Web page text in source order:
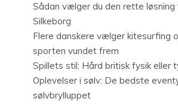
Sådan vælger du den rette løsning
Silkeborg
Flere danskere vælger kitesurfing
sporten vundet frem
Spillets stil: Hård britisk fysik eller
Oplevelser i sølv: De bedste
sølvbrylluppet